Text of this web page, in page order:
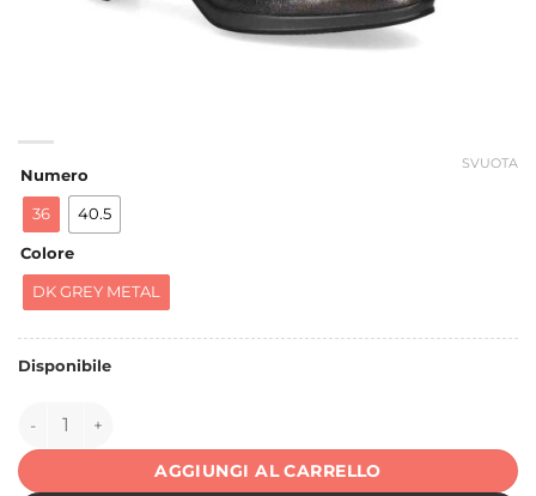
Numero
36 40.5
Colore
DK GREY METAL
SVUOTA
Disponibile
149716 quantità
AGGIUNGI AL CARRELLO